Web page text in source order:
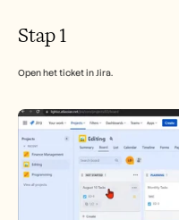
Stap 1
Open het ticket in Jira.